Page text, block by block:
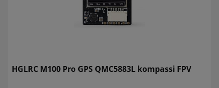
HGLRC M100 Pro GPS QMC5883L kompassi FPV